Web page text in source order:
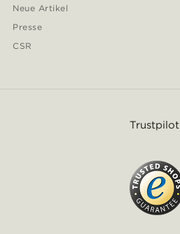
Neue Artikel
Presse
CSR
Trustpilot